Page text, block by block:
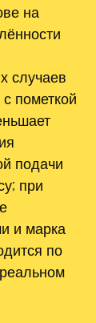
на
случаев
пометкой
подачи
при
и марка
по